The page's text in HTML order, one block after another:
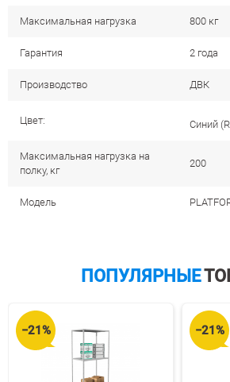
Максимальная нагрузка 800 кг
Гарантия 2 года
Производство ДВК
Цвет: Cиний
Максимальная нагрузка на
полку, кг
200
Модель
ПОПУЛЯРНЫЕ
−21% −21%